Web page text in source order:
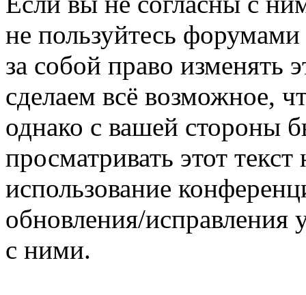
не пользуйтесь
за собой право изменять
сделаем всё возможное,
однако с вашей стороны
просматривать этот
использование
обновления/исправления
с ними.